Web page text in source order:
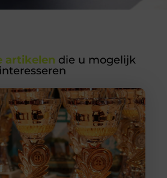
artikelen die u mogelijk
interesseren